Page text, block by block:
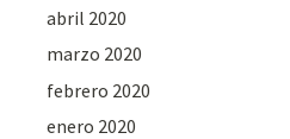
abril 2020
marzo 2020
febrero 2020
enero 2020